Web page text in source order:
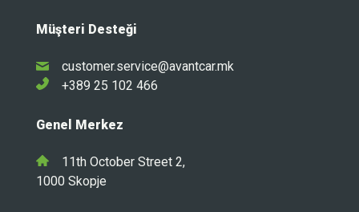
Müşteri Desteği
customer.service@avantcar.mk
+389 25 102 466
Genel Merkez
11th October Street 2,
1000 Skopje